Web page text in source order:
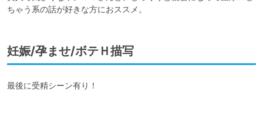
妊娠/孕ませ/ボテＨ描写
最後に受精シーン有り！